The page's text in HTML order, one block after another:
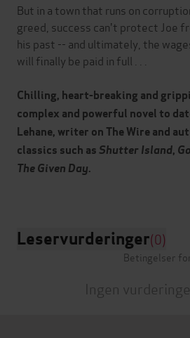
But in a town that runs on
greed, success can't protect Joe
his past -- and ultimately, the
will finally be paid in full . . .
Chilling, heart-breaking and
complex and powerful novel to
Lehane, writer on The Wire and
classics such as Shutter Island,
The Given Day.
Leservurderinger(0)
Betingelser
Ingen